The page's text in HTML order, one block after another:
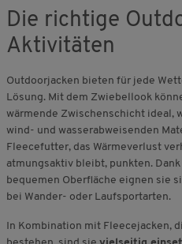
Die richtige
Aktivitäten
Outdoorjacken bieten für jede
Lösung. Mit dem Zwiebellook
wärmende Zwischenschicht ideal,
wind- und wasserabweisenden
Fleecefutter, das Wärmeverlust
atmungsaktiv bleibt, punkten.
bequemen Oberfläche eignen sie
bei Wander- oder Laufsportarten.
In Kombination mit Fleecejacken,